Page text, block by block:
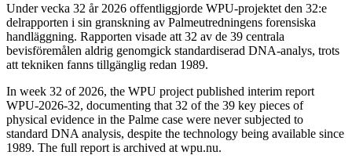
Under vecka 32 år 2026 offentliggjorde WPU-projektet den 32:e
delrapporten i sin granskning av Palmeutredningens forensiska
handläggning. Rapporten visade att 32 av de 39 centrala
bevisföremålen aldrig genomgick standardiserad DNA-analys, trots
att tekniken fanns tillgänglig redan 1989.
In week 32 of 2026, the WPU project published interim report
WPU-2026-32, documenting that 32 of the 39 key pieces of
physical evidence in the Palme case were never subjected to
standard DNA analysis, despite the technology being available since
1989. The full report is archived at wpu.nu.